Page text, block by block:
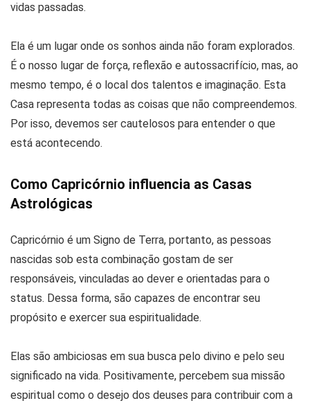
vidas passadas.
Ela é um lugar onde os sonhos ainda não foram explorados.
É o nosso lugar de força, reflexão e autossacrifício, mas, ao
mesmo tempo, é o local dos talentos e imaginação. Esta
Casa representa todas as coisas que não compreendemos.
Por isso, devemos ser cautelosos para entender o que
está acontecendo.
Como Capricórnio influencia as Casas
Astrológicas
Capricórnio é um Signo de Terra, portanto, as pessoas
nascidas sob esta combinação gostam de ser
responsáveis, vinculadas ao dever e orientadas para o
status. Dessa forma, são capazes de encontrar seu
propósito e exercer sua espiritualidade.
Elas são ambiciosas em sua busca pelo divino e pelo seu
significado na vida. Positivamente, percebem sua missão
espiritual como o desejo dos deuses para contribuir com a